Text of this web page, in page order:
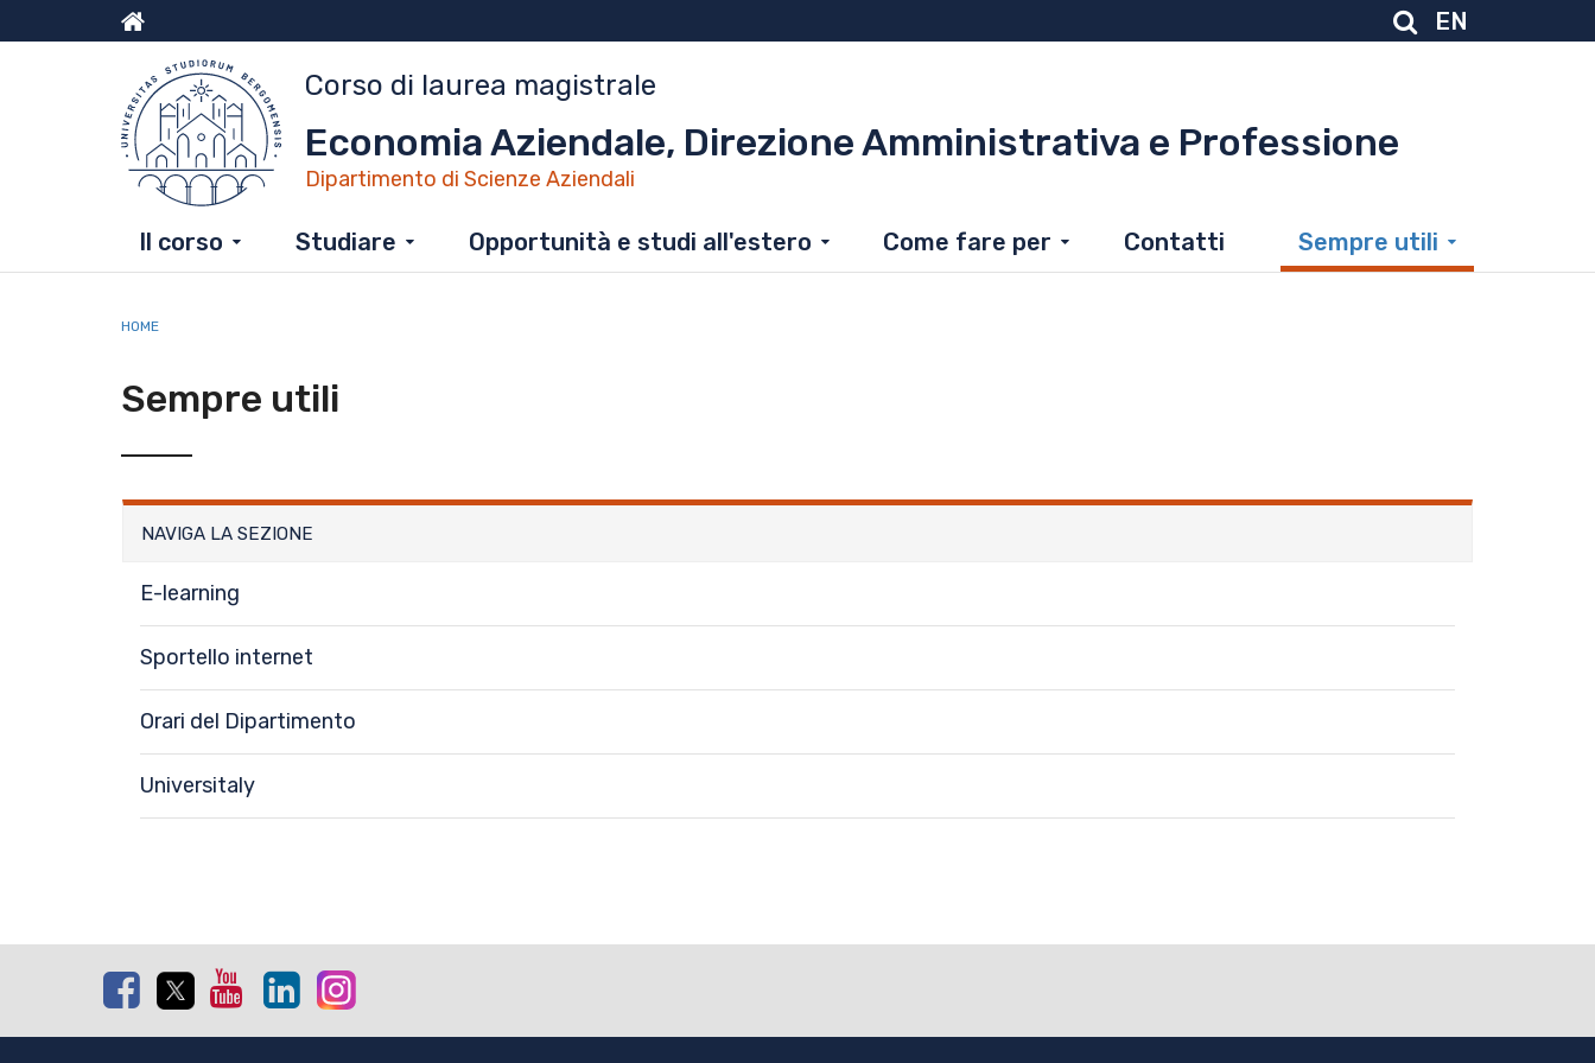
al
Menu
top
EN
Corso di laurea magistrale
Economia Aziendale, Direzione Amministrativa e Professione
Dipartimento di Scienze Aziendali
Il corso Studiare Opportunità e studi all'estero Come fare per Contatti Sempre utili
HOME
Sempre utili
NAVIGA LA SEZIONE
E-learning
Sportello internet
Orari del Dipartimento
Universitaly
FacebookTwitterYoutubeLinkedin